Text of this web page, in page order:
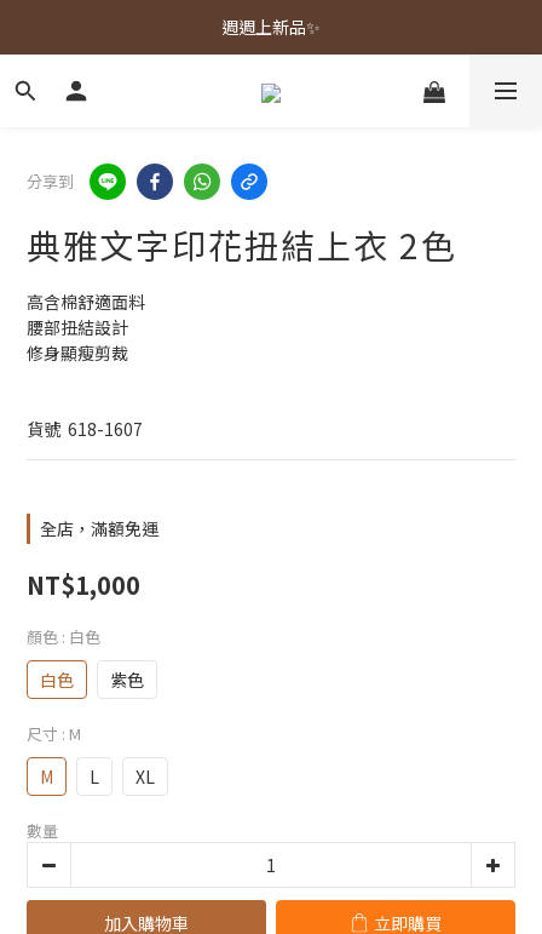
春夏新品上市🌿
週週上新品✨
春夏新品上市🌿
分享到
典雅文字印花扭結上衣 2色
高含棉舒適面料
腰部扭結設計
修身顯瘦剪裁
貨號  618-1607
全店，滿額免運
NT$1,000
顏色 : 白色
白色 紫色
尺寸 : M
M L XL
數量
加入購物車 立即購買